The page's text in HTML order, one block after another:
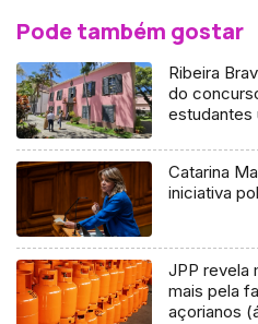
Pode também gostar
Ribeira
do
estudantes
Catarina
iniciativa
JPP revela
mais pela
açorianos